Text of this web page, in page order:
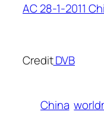
AC 28-1-2011
CreditDVB
China